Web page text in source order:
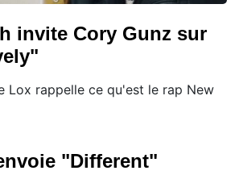
invite Cory Gunz sur
Lox rappelle ce qu'est le rap New
"Different"